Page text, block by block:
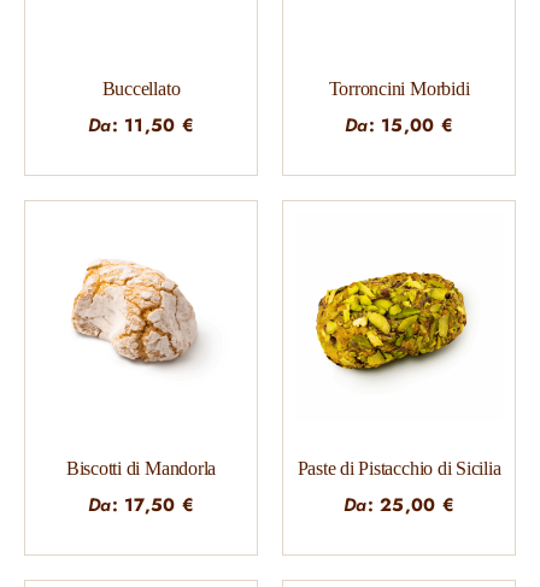
Buccellato
Da: 11,50 €
Torroncini Morbidi
Da: 15,00 €
Biscotti di Mandorla
Da: 17,50 €
Paste di Pistacchio di Sicilia
Da:25,00 €